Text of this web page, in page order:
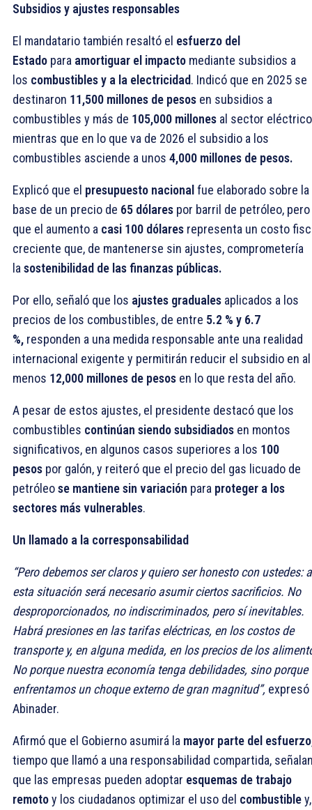
Subsidios y ajustes responsables
El mandatario también resaltó el esfuerzo del
Estado para amortiguar el impacto mediante subsidios a
los combustibles y a la electricidad. Indicó que en 2025 se
destinaron 11,500 millones de pesos en subsidios a
combustibles y más de 105,000 millones al sector
mientras que en lo que va de 2026 el subsidio a los
combustibles asciende a unos 4,000 millones de pesos.
Explicó que el presupuesto nacionalfue elaborado sobre la
base de un precio de 65 dólares por barril de petróleo, pero
que el aumento a casi 100 dólares representa un costo
creciente que, de mantenerse sin ajustes, comprometería
la sostenibilidad de las finanzas públicas.
Por ello, señaló que los ajustes graduales aplicados a los
precios de los combustibles, de entre 5.2 % y 6.7
%, responden a una medida responsable ante una realidad
internacional exigente y permitirán reducir el subsidio en al
menos 12,000 millones de pesos en lo que resta del año.
A pesar de estos ajustes, el presidente destacó que los
combustibles continúan siendo subsidiados en montos
significativos, en algunos casos superiores a los 100
pesos por galón, y reiteró que el precio del gas licuado de
petróleose mantiene sin variación para proteger a los
sectores más vulnerables.
Un llamado a la corresponsabilidad
“Pero debemos ser claros y quiero ser honesto con ustedes:
esta situación será necesario asumir ciertos sacrificios. No
desproporcionados, no indiscriminados, pero sí inevitables.
Habrá presiones en las tarifas eléctricas, en los costos de
transporte y, en alguna medida, en los precios de los
No porque nuestra economía tenga debilidades, sino porque
enfrentamos un choque externo de gran magnitud”, expresó
Abinader.
Afirmó que el Gobierno asumirá la mayor parte del esfuerzo
tiempo que llamó a una responsabilidad compartida,
que las empresas pueden adoptar esquemas de trabajo
remotoy los ciudadanos optimizar el uso del combustibley,